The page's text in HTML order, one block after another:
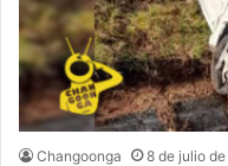
Changoonga 8 de julio